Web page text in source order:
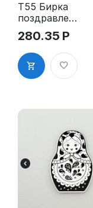
T55 Бирка
поздравлен
ие для
подарка до
50 кв.см. из
двухслойног
о пластика
, толщина
280.35 Р